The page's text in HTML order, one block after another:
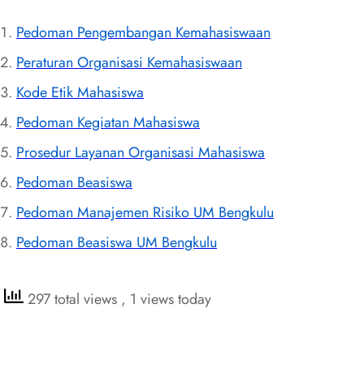
Pedoman Pengembangan Kemahasiswaan
Peraturan Organisasi Kemahasiswaan
Kode Etik Mahasiswa
Pedoman Kegiatan Mahasiswa
Prosedur Layanan Organisasi Mahasiswa
Pedoman Beasiswa
Pedoman Manajemen Risiko UM Bengkulu
Pedoman Beasiswa UM Bengkulu
297 total views , 1 views today